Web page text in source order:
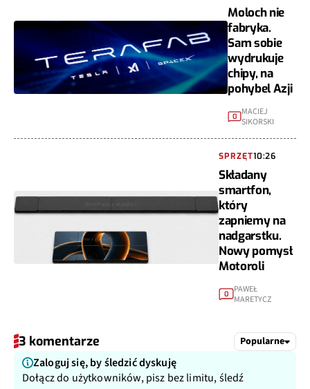
Moloch nie
fabryka.
Sam sobie
wydrukuje
chipy, na
pohybel Azji
0
MACIEJ
SIKORSKI
SPRZĘT10:26
Składany
smartfon,
który
zapniemy na
nadgarstku.
Nowy pomysł
Motoroli
0
PAWEŁ
MARETYCZ
3 komentarze Popularne
Zaloguj się, by śledzić dyskuję
Dołącz do użytkowników, pisz bez limitu, śledź